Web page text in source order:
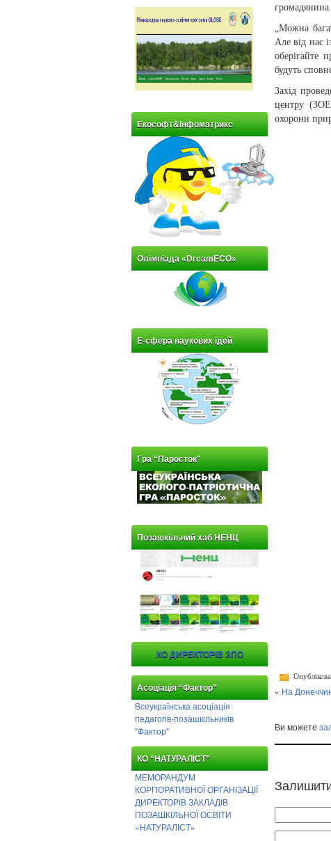
Екософт&Інфоматрикс
Олімпіада «DreamECO»
Е-сфера наукових ідей
Гра “Паросток”
Позашкільний хаб НЕНЦ
КО ДИРЕКТОРІВ ЗПО
Асоціація “Фактор”
Всеукраїнська асоціація
педагогів-позашкільників
"Фактор"
КО “НАТУРАЛІСТ”
МЕМОРАНДУМ
КОРПОРАТИВНОЇ ОРГАНІЗАЦІЇ
ДИРЕКТОРІВ ЗАКЛАДІВ
ПОЗАШКІЛЬНОЇ ОСВІТИ
«НАТУРАЛІСТ»
громадянина.
„Можна
Але від нас
оберігайте
будуть
Захід
центру
охорони
« На
Ви можете